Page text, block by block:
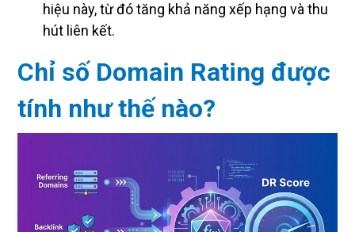
hiệu này, từ đó tăng khả năng xếp hạng và thu
hút liên kết.
Chỉ số Domain Rating được
tính như thế nào?